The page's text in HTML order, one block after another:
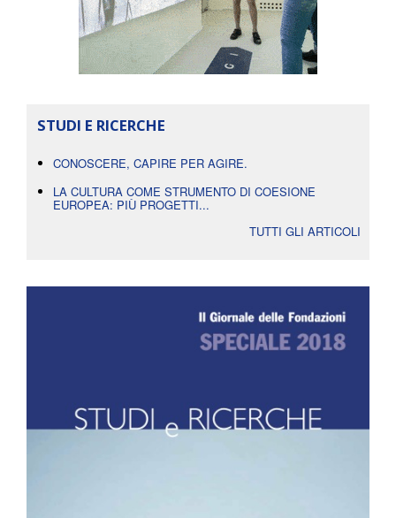
STUDI E RICERCHE
CONOSCERE, CAPIRE PER AGIRE.
LA CULTURA COME STRUMENTO DI COESIONE
EUROPEA: PIÙ PROGETTI...
TUTTI GLI ARTICOLI